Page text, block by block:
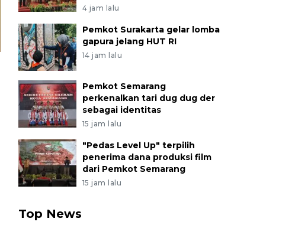
4 jam lalu
Pemkot Surakarta gelar lomba
gapura jelang HUT RI
14 jam lalu
Pemkot Semarang
perkenalkan tari dug dug der
sebagai identitas
15 jam lalu
"Pedas Level Up" terpilih
penerima dana produksi film
dari Pemkot Semarang
15 jam lalu
Top News